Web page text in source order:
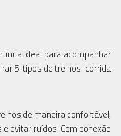
ideal para acompanhar
5 tipos de treinos: corrida
de maneira confortável,
evitar ruídos. Com conexão